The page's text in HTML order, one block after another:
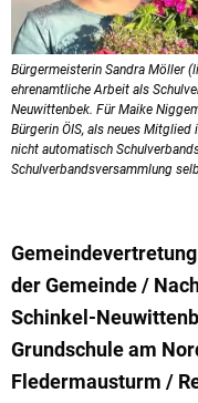
Bürgermeisterin Sandra Möller
ehrenamtliche Arbeit als
Neuwittenbek. Für Maike
Bürgerin ÖIS, als neues
nicht automatisch
Schulverbandsversammlung
der Gemeinde /
Schinkel-
Grundschule am
Fledermausturm /